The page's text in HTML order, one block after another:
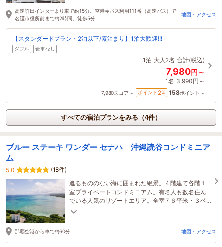
高速許田インターより車で約15分。空港⇒バス利用111番（高速バス）で
名護市役所前まで約2時間。徒歩5分
地図・アクセス
【スタンダードプラン・2泊以下/素泊まり】1泊大歓迎!!!
ダブル 食事なし
1泊 大人2名 合計(税込)
7,980円～
1名 3,990円～
7,980スコア～ ポイント 2% 158ポイント～
すべての宿泊プランをみる（4件）
ブルー ステーキ ワンダー セナハ 沖縄読谷コンドミニア
ム
5.0
(18件)
遮るもののない海に囲まれた絶景。４階建て各階１
室プライベートコンドミニアム。有名人も数名住ん
でいる人気のリゾートエリア。全室７６平米・３ベ
ッド・２バスルーム・キッチン洗濯乾燥機完備。
那覇空港から車で約60分 地図・アクセス